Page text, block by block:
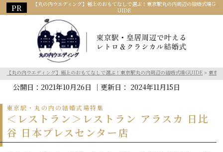
【丸の内ウエディング】極上のおもてなしで選ぶ！東京駅丸の内周辺の結婚式場G
UIDE
【丸の内ウエディング】極上のおもてなしで選ぶ！東京駅丸の内周辺の結婚式場GUIDE »東京
公開日： 2021年10月26日 ｜更新日： 2024年11月15日
東京駅・丸の内の結婚式場特集
＜レストラン＞レストラン アラスカ 日比
谷 日本プレスセンター店